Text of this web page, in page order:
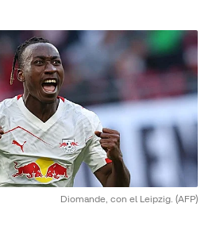
Diomande, con el Leipzig. (AFP)